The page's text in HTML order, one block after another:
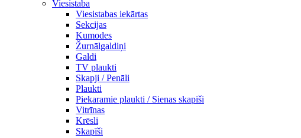
Viesistaba
Viesistabas iekārtas
Sekcijas
Kumodes
Žurnālgaldiņi
Galdi
TV plaukti
Skapji / Penāli
Plaukti
Piekaramie plaukti / Sienas skapiši
Vitrīnas
Krēsli
Skapīši